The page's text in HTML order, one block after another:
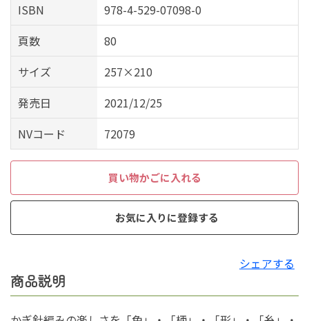
ISBN
978-4-529-07098-0
頁数
80
サイズ
257×210
発売日
2021/12/25
NVコード
72079
買い物かごに入れる
お気に入りに登録する
シェアする
商品説明